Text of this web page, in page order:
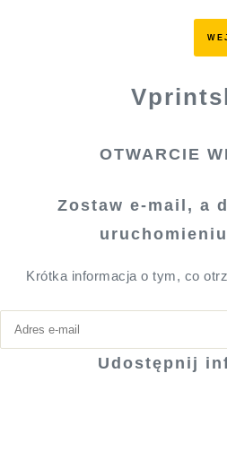
OTWARCIE
Zostaw e-mail, a
Krótka informacja o tym, co
Udostępnij